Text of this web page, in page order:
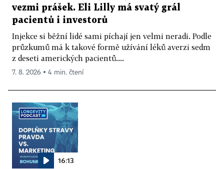
vezmi prášek. Eli Lilly má svatý grál
pacientů i investorů
Injekce si běžní lidé sami píchají jen velmi neradi. Podle
průzkumů má k takové formě užívání léků averzi sedm
z deseti amerických pacientů....
7. 8. 2026 ▪ 4 min. čtení
16:13